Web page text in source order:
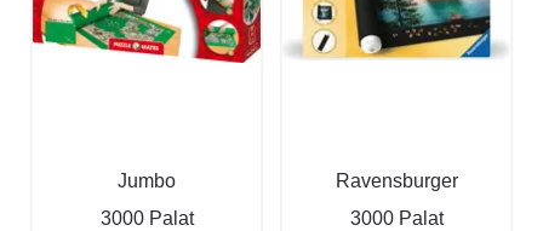
Jumbo
3000 Palat
Ravensburger
3000 Palat